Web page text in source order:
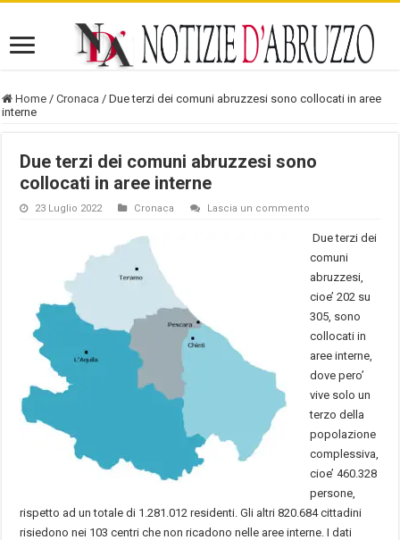
Home / Cronaca / Due terzi dei comuni abruzzesi sono collocati in aree
interne
Due terzi dei comuni abruzzesi sono
collocati in aree interne
23 Luglio 2022 Cronaca Lascia un commento
Due terzi dei
comuni
abruzzesi,
cioe’ 202 su
305, sono
collocati in
aree interne,
dove pero’
vive solo un
terzo della
popolazione
complessiva,
cioe’ 460.328
persone,
rispetto ad un totale di 1.281.012 residenti. Gli altri 820.684 cittadini
risiedono nei 103 centri che non ricadono nelle aree interne. I dati